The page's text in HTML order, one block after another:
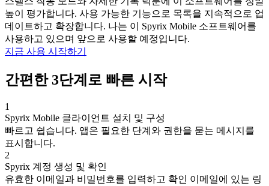
높이 평가합니다. 사용 가능한 기능으로 목록을 지속적으로 업
데이트하고 확장합니다. 나는 이 Spyrix Mobile 소프트웨어를
사용하고 있으며 앞으로 사용할 예정입니다.
지금 사용 시작하기
간편한 3단계로 빠른 시작
1
Spyrix Mobile 클라이언트 설치 및 구성
빠르고 쉽습니다. 앱은 필요한 단계와 권한을 묻는 메시지를
표시합니다.
2
Spyrix 계정 생성 및 확인
유효한 이메일과 비밀번호를 입력하고 확인 이메일에 있는 링